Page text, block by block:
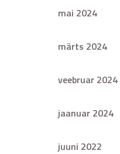
mai 2024
märts 2024
veebruar 2024
jaanuar 2024
juuni 2022